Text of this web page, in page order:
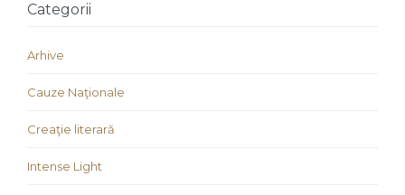
Categorii
Arhive
Cauze Naţionale
Creaţie literară
Intense Light